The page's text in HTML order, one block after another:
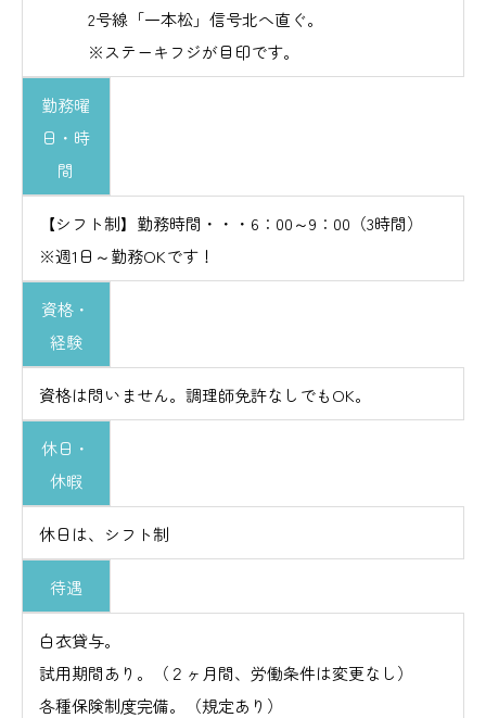
2号線「一本松」信号北へ直ぐ。
※ステーキフジが目印です。
勤務曜
日・時
間
【シフト制】勤務時間・・・6：00～9：00（3時間）
※週1日～勤務OKです！
資格・
経験
資格は問いません。調理師免許なしでもOK。
休日・
休暇
休日は、シフト制
待遇
白衣貸与。
試用期間あり。（２ヶ月間、労働条件は変更なし）
各種保険制度完備。（規定あり）